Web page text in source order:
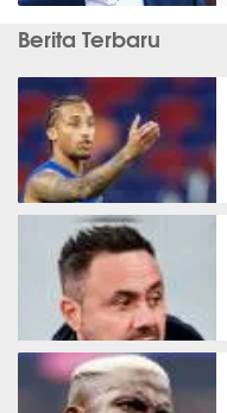
Berita Terbaru